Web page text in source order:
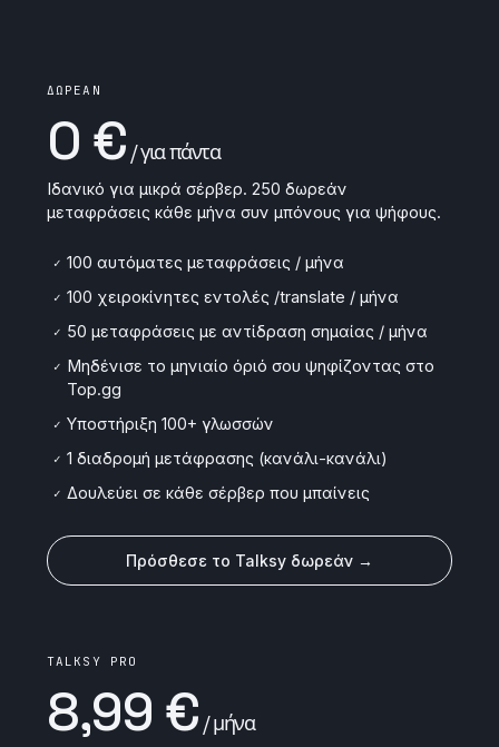
ΔΩΡΕΑΝ
0 € / για πάντα
Ιδανικό για μικρά σέρβερ. 250 δωρεάν
μεταφράσεις κάθε μήνα συν μπόνους για ψήφους.
✓ 100 αυτόματες μεταφράσεις / μήνα
✓ 100 χειροκίνητες εντολές /translate / μήνα
✓ 50 μεταφράσεις με αντίδραση σημαίας / μήνα
✓ Μηδένισε το μηνιαίο όριό σου ψηφίζοντας στο
Top.gg
✓ Υποστήριξη 100+ γλωσσών
✓ 1 διαδρομή μετάφρασης (κανάλι-κανάλι)
✓ Δουλεύει σε κάθε σέρβερ που μπαίνεις
Πρόσθεσε το Talksy δωρεάν →
TALKSY PRO
8,99 € / μήνα